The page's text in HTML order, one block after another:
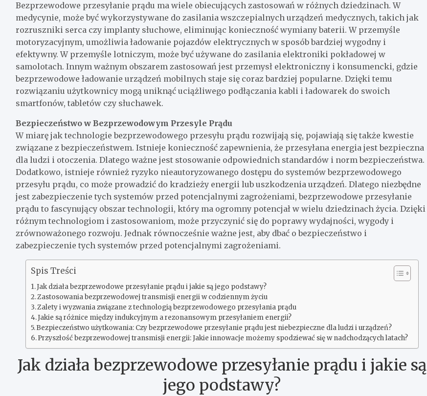
Bezprzewodowe przesyłanie prądu ma wiele obiecujących zastosowań w różnych dziedzinach. W
medycynie, może być wykorzystywane do zasilania wszczepialnych urządzeń medycznych, takich jak
rozruszniki serca czy implanty słuchowe, eliminując konieczność wymiany baterii. W przemyśle
motoryzacyjnym, umożliwia ładowanie pojazdów elektrycznych w sposób bardziej wygodny i
efektywny. W przemyśle lotniczym, może być używane do zasilania elektroniki pokładowej w
samolotach. Innym ważnym obszarem zastosowań jest przemysł elektroniczny i konsumencki, gdzie
bezprzewodowe ładowanie urządzeń mobilnych staje się coraz bardziej popularne. Dzięki temu
rozwiązaniu użytkownicy mogą uniknąć uciążliwego podłączania kabli i ładowarek do swoich
smartfonów, tabletów czy słuchawek.
Bezpieczeństwo w Bezprzewodowym Przesyle Prądu
W miarę jak technologie bezprzewodowego przesyłu prądu rozwijają się, pojawiają się także kwestie
związane z bezpieczeństwem. Istnieje konieczność zapewnienia, że przesyłana energia jest bezpieczna
dla ludzi i otoczenia. Dlatego ważne jest stosowanie odpowiednich standardów i norm bezpieczeństwa.
Dodatkowo, istnieje również ryzyko nieautoryzowanego dostępu do systemów bezprzewodowego
przesyłu prądu, co może prowadzić do kradzieży energii lub uszkodzenia urządzeń. Dlatego niezbędne
jest zabezpieczenie tych systemów przed potencjalnymi zagrożeniami, bezprzewodowe przesyłanie
prądu to fascynujący obszar technologii, który ma ogromny potencjał w wielu dziedzinach życia. Dzięki
różnym technologiom i zastosowaniom, może przyczynić się do poprawy wydajności, wygody i
zrównoważonego rozwoju. Jednak równocześnie ważne jest, aby dbać o bezpieczeństwo i
zabezpieczenie tych systemów przed potencjalnymi zagrożeniami.
Spis Treści
Jak działa bezprzewodowe przesyłanie prądu i jakie są jego podstawy?
Zastosowania bezprzewodowej transmisji energii w codziennym życiu
Zalety i wyzwania związane z technologią bezprzewodowego przesyłania prądu
Jakie są różnice między indukcyjnym a rezonansowym przesyłaniem energii?
Bezpieczeństwo użytkowania: Czy bezprzewodowe przesyłanie prądu jest niebezpieczne dla ludzi i urządzeń?
Przyszłość bezprzewodowej transmisji energii: Jakie innowacje możemy spodziewać się w nadchodzących latach?
Jak działa bezprzewodowe przesyłanie prądu i jakie są
jego podstawy?